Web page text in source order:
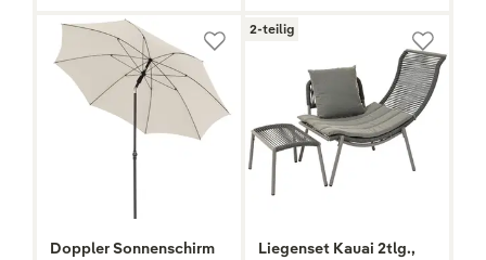
Doppler Sonnenschirm
2-teilig
Liegenset Kauai 2tlg.,